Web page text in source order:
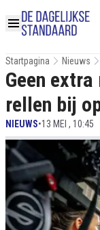
Startpagina Nieuws
Geen
rellen bij
NIEUWS•13 MEI , 10:45